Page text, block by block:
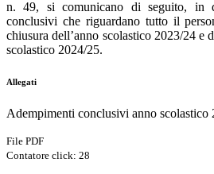
n. 49, si comunicano di seguito, in
conclusivi che riguardano tutto il
chiusura dell’anno scolastico 2023/24 e
scolastico 2024/25.
Allegati
Adempimenti conclusivi anno
File PDF
Contatore click: 28